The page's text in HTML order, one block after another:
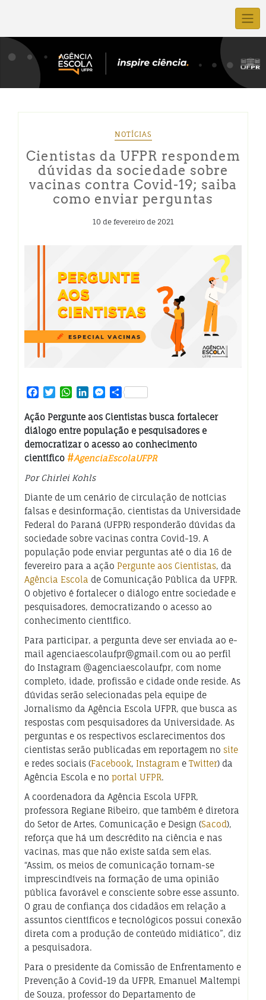
NOTÍCIAS
Cientistas da UFPR respondem
dúvidas da sociedade sobre
vacinas contra Covid-19; saiba
como enviar perguntas
10 de fevereiro de 2021
Facebook
TwitterWhatsApp
LinkedInMessenger
Share
Ação Pergunte aos Cientistas busca fortalecer
diálogo entre população e pesquisadores e
democratizar o acesso ao conhecimento
científico #AgenciaEscolaUFPR
Por Chirlei Kohls
Diante de um cenário de circulação de notícias
falsas e desinformação, cientistas da Universidade
Federal do Paraná (UFPR) responderão dúvidas da
sociedade sobre vacinas contra Covid-19. A
população pode enviar perguntas até o dia 16 de
fevereiro para a ação Pergunte aos Cientistas, da
Agência Escola de Comunicação Pública da UFPR.
O objetivo é fortalecer o diálogo entre sociedade e
pesquisadores, democratizando o acesso ao
conhecimento científico.
Para participar, a pergunta deve ser enviada ao e-
mail agenciaescolaufpr@gmail.com ou ao perfil
do Instagram @agenciaescolaufpr, com nome
completo, idade, profissão e cidade onde reside. As
dúvidas serão selecionadas pela equipe de
Jornalismo da Agência Escola UFPR, que busca as
respostas com pesquisadores da Universidade. As
perguntas e os respectivos esclarecimentos dos
cientistas serão publicadas em reportagem no site
e redes sociais (Facebook, Instagram e Twitter) da
Agência Escola e no portal UFPR.
A coordenadora da Agência Escola UFPR,
professora Regiane Ribeiro, que também é diretora
do Setor de Artes, Comunicação e Design (Sacod),
reforça que há um descrédito na ciência e nas
vacinas, mas que não existe saída sem elas.
“Assim, os meios de comunicação tornam-se
imprescindíveis na formação de uma opinião
pública favorável e consciente sobre esse assunto.
O grau de confiança dos cidadãos em relação a
assuntos científicos e tecnológicos possui conexão
direta com a produção de conteúdo midiático”, diz
a pesquisadora.
Para o presidente da Comissão de Enfrentamento e
Prevenção à Covid-19 da UFPR, Emanuel Maltempi
de Souza, professor do Departamento de